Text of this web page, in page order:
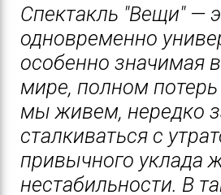
Спектакль "Вещи" —
одновременно
особенно значимая
мире, полном
мы живем, нередко
сталкиваться с
привычного уклада
нестабильности. В